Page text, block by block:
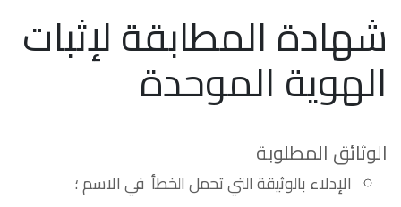
شهادة المطابقة لإثبات
الهوية الموحدة
الوثائق المطلوبة
الإدلاء بالوثيقة التي تحمل الخطأ في الاسم ؛